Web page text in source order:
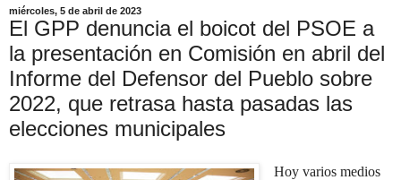
miércoles, 5 de abril de 2023
El GPP denuncia el boicot del PSOE a
la presentación en Comisión en abril del
Informe del Defensor del Pueblo sobre
2022, que retrasa hasta pasadas las
elecciones municipales
Hoy varios medios